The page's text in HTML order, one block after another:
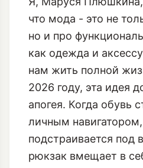
городским
каждый ваш шаг - это
увлекательного
Я, Маруся Плюшкина,
что мода - это не
но и про
как одежда и
нам жить полной
2026 году, эта идея
апогея. Когда обувь